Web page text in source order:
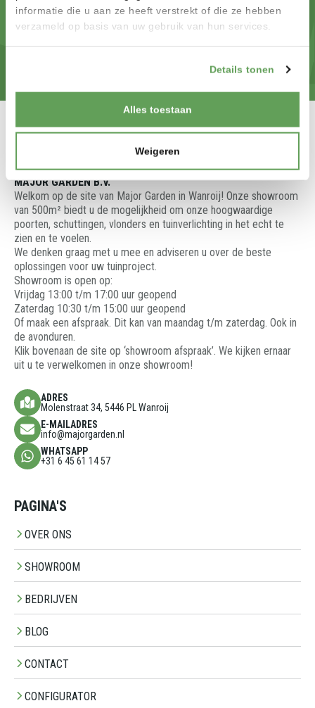
informatie die u aan ze heeft verstrekt of die ze hebben
verzameld op basis van uw gebruik van hun services.
Details tonen
Alles toestaan
Weigeren
CONFIGUREREN
CONFIGUREREN
MAJOR GARDEN B.V.
Welkom op de site van Major Garden in Wanroij! Onze showroom
van 500m² biedt u de mogelijkheid om onze hoogwaardige
poorten, schuttingen, vlonders en tuinverlichting in het echt te
zien en te voelen.
We denken graag met u mee en adviseren u over de beste
oplossingen voor uw tuinproject.
Showroom is open op:
Vrijdag 13:00 t/m 17:00 uur geopend
Zaterdag 10:30 t/m 15:00 uur geopend
Of maak een afspraak. Dit kan van maandag t/m zaterdag. Ook in
de avonduren.
Klik bovenaan de site op ‘showroom afspraak’. We kijken ernaar
uit u te verwelkomen in onze showroom!
ADRES
Molenstraat 34, 5446 PL Wanroij
E-MAILADRES
info@majorgarden.nl
WHATSAPP
+31 6 45 61 14 57
PAGINA'S
OVER ONS
SHOWROOM
BEDRIJVEN
BLOG
CONTACT
CONFIGURATOR